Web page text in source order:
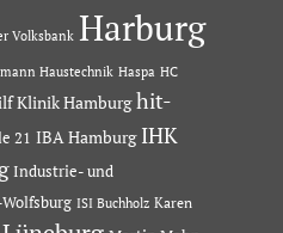
Volksbank Harburg
Haustechnik Haspa HC
Klinik Hamburg hit-
21 IBA Hamburg IHK
Industrie- und
ISI Buchholz Karen